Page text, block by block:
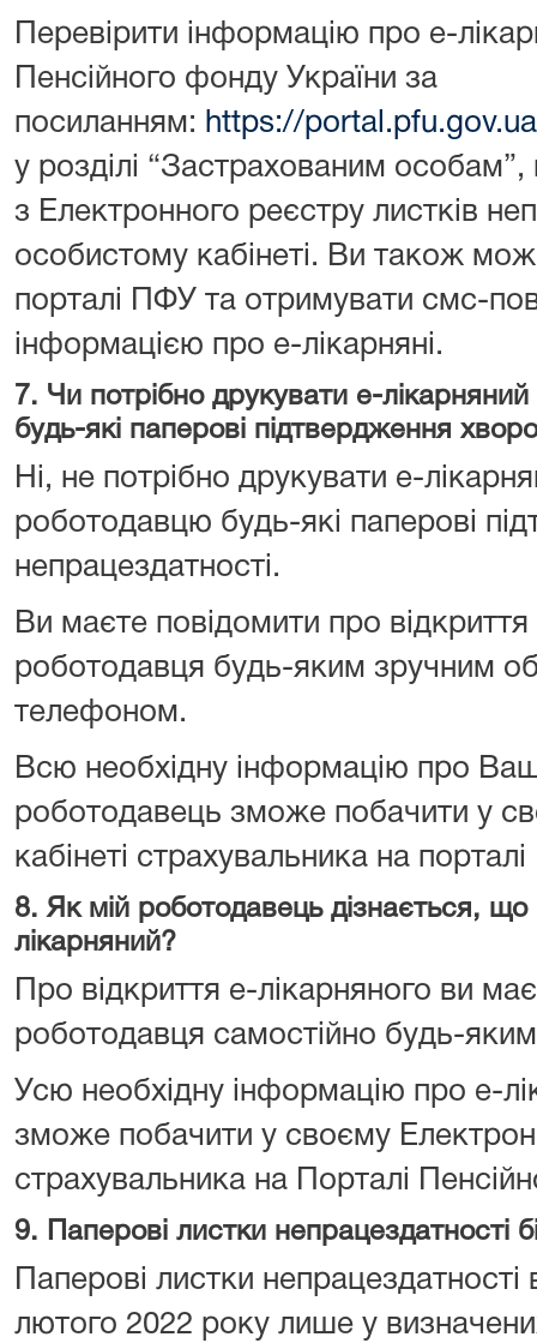
Перевірити інформацію про е-
Пенсійного фонду України за
посиланням: https://
у розділі “Застрахованим особам”,
з Електронного реєстру листків
особистому кабінеті. Ви також
порталі ПФУ та отримувати смс-
інформацією про е-лікарняні.
7. Чи потрібно друкувати е-
будь-які паперові підтвердження
Ні, не потрібно друкувати е-
роботодавцю будь-які паперові
непрацездатності.
Ви маєте повідомити про
роботодавця будь-яким зручним
телефоном.
Всю необхідну інформацію про
роботодавець зможе побачити у
кабінеті страхувальника на
8. Як мій роботодавець дізнається,
лікарняний?
Про відкриття е-лікарняного ви
роботодавця самостійно будь-
Усю необхідну інформацію про е-
зможе побачити у своєму
страхувальника на Порталі
9. Паперові листки непрацездатності
Паперові листки
лютого 2022 року лише у